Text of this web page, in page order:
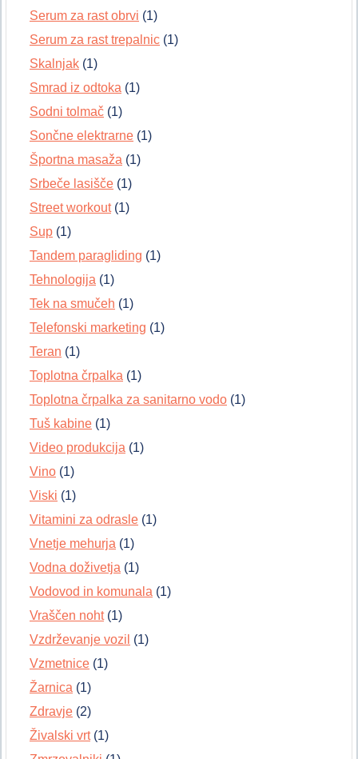
Serum za rast obrvi (1)
Serum za rast trepalnic (1)
Skalnjak (1)
Smrad iz odtoka (1)
Sodni tolmač (1)
Sončne elektrarne (1)
Športna masaža (1)
Srbeče lasišče (1)
Street workout(1)
Sup (1)
Tandem paragliding (1)
Tehnologija (1)
Tek na smučeh (1)
Telefonski marketing (1)
Teran (1)
Toplotna črpalka (1)
Toplotna črpalka za sanitarno vodo (1)
Tuš kabine (1)
Video produkcija (1)
Vino (1)
Viski (1)
Vitamini za odrasle (1)
Vnetje mehurja (1)
Vodna doživetja (1)
Vodovod in komunala (1)
Vraščen noht(1)
Vzdrževanje vozil (1)
Vzmetnice (1)
Žarnica (1)
Zdravje (2)
Živalski vrt(1)